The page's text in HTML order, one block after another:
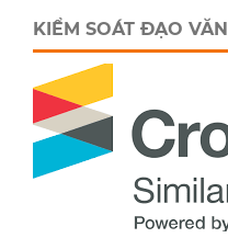
KIỂM SOÁT ĐẠO VĂN